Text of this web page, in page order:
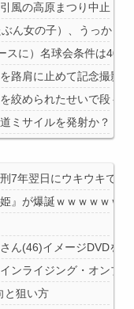
風の高原まつり中止
ぶん女の子）、うっか
スに）名球会条件は
路肩に止めて記念撮影
絞められたせいで段々
ミサイルを発射か？！
7年翌日にウキウキで
』が爆誕ｗｗｗｗｗｗ
ん(46)イメージDVDを
ンライジング・オン
と狙い方